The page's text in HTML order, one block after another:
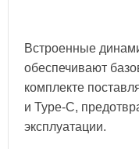
Встроенные
обеспечивают
комплекте
и Type-C,
эксплуатации.